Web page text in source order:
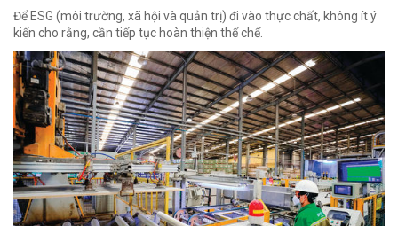
Để ESG (môi trường, xã hội và quản trị) đi vào thực chất, không ít ý
kiến cho rằng, cần tiếp tục hoàn thiện thể chế.